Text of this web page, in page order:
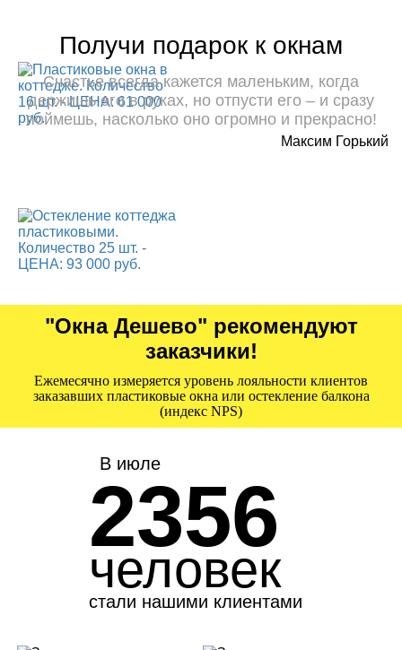
Получи подарок к окнам
Счастье всегда кажется маленьким, когда
держишь его в руках, но отпусти его – и сразу
поймешь, насколько оно огромно и прекрасно!
Максим Горький
"Окна Дешево" рекомендуют
заказчики!
Ежемесячно измеряется уровень лояльности клиентов
заказавших пластиковые окна или остекление балкона
(индекс NPS)
В июле
2356
человек
стали нашими клиентами